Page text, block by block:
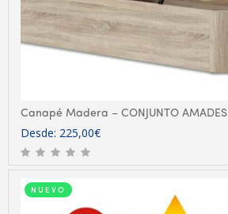
Canapé Madera – CONJUNTO AMADES
Desde: 225,00€
NUEVO